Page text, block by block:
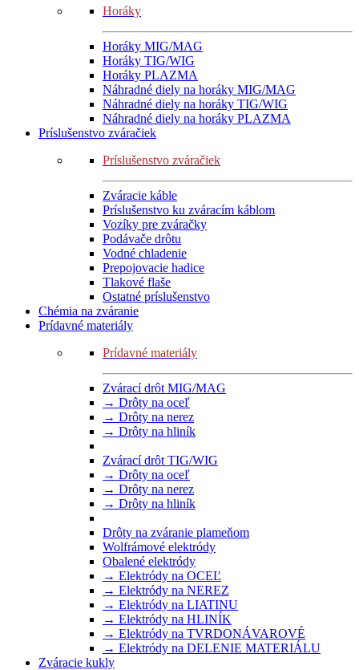
Horáky
Horáky MIG/MAG
Horáky TIG/WIG
Horáky PLAZMA
Náhradné diely na horáky MIG/MAG
Náhradné diely na horáky TIG/WIG
Náhradné diely na horáky PLAZMA
Príslušenstvo zváračiek
Príslušenstvo zváračiek
Zváracie káble
Príslušenstvo ku zváracím káblom
Vozíky pre zváračky
Podávače drôtu
Vodné chladenie
Prepojovacie hadice
Tlakové flaše
Ostatné príslušenstvo
Chémia na zváranie
Prídavné materiály
Prídavné materiály
Zvárací drôt MIG/MAG
→ Drôty na oceľ
→ Drôty na nerez
→ Drôty na hliník
Zvárací drôt TIG/WIG
→ Drôty na oceľ
→ Drôty na nerez
→ Drôty na hliník
Drôty na zváranie plameňom
Wolfrámové elektródy
Obalené elektródy
→ Elektródy na OCEĽ
→ Elektródy na NEREZ
→ Elektródy na LIATINU
→ Elektródy na HLINÍK
→ Elektródy na TVRDONÁVAROVÉ
→ Elektródy na DELENIE MATERIÁLU
Zváracie kukly